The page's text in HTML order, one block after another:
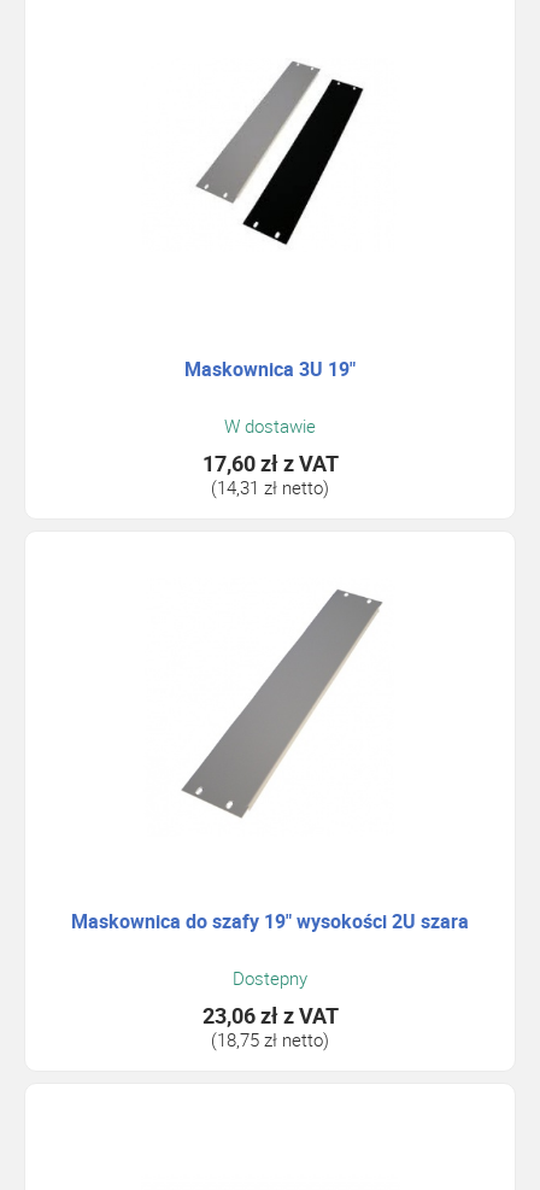
Maskownica 3U 19"
W dostawie
17,60 złz VAT
(14,31 zł netto)
Maskownica do szafy 19" wysokości 2U szara
Dostepny
23,06 złz VAT
(18,75 zł netto)